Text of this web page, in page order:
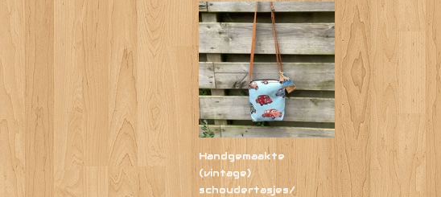
Handgemaakte
(vintage)
schoudertasjes/